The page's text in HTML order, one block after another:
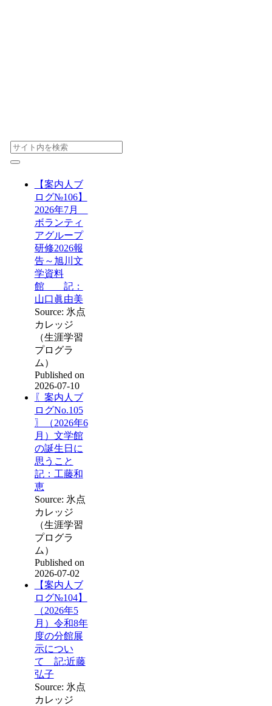
【案内人ブ
ログ№106】
2026年7月
ボランティ
アグループ
研修2026報
告～旭川文
学資料
館 記：
山口眞由美
Source: 氷点
カレッジ
（生涯学習
プログラ
ム）
Published on
2026-07-10
〖案内人ブ
ログNo.105
〗（2026年6
月）文学館
の誕生日に
思うこと
記：工藤和
恵
Source: 氷点
カレッジ
（生涯学習
プログラ
ム）
Published on
2026-07-02
【案内人ブ
ログ№104】
（2026年5
月）令和8年
度の分館展
示につい
て 記:近藤
弘子
Source: 氷点
カレッジ